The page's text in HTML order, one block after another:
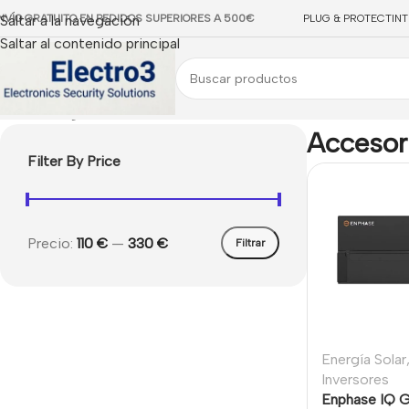
Saltar a la navegación
Saltar al contenido principal
GRATUITO EN PEDIDOS SUPERIORES A 500€ PLUG & PROTECT
Filter By Price
Filtrar
Precio: 110 € — 330 €
Energía Solar,
Inversores
Enphase IQ